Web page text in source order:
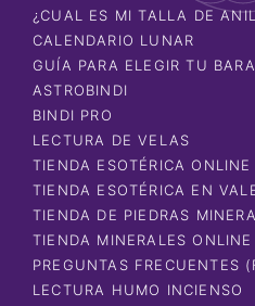
¿CUAL ES MI TALLA DE
CALENDARIO LUNAR
GUÍA PARA ELEGIR TU
ASTROBINDI
BINDI PRO
LECTURA DE VELAS
TIENDA ESOTÉRICA ONLINE
TIENDA ESOTÉRICA EN
TIENDA DE PIEDRAS
TIENDA MINERALES ONLINE
PREGUNTAS FRECUENTES
LECTURA HUMO INCIENSO